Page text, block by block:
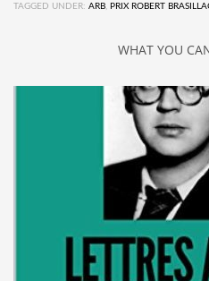
TAGGED UNDER: ARB PRIX ROBERT
WHAT YOU